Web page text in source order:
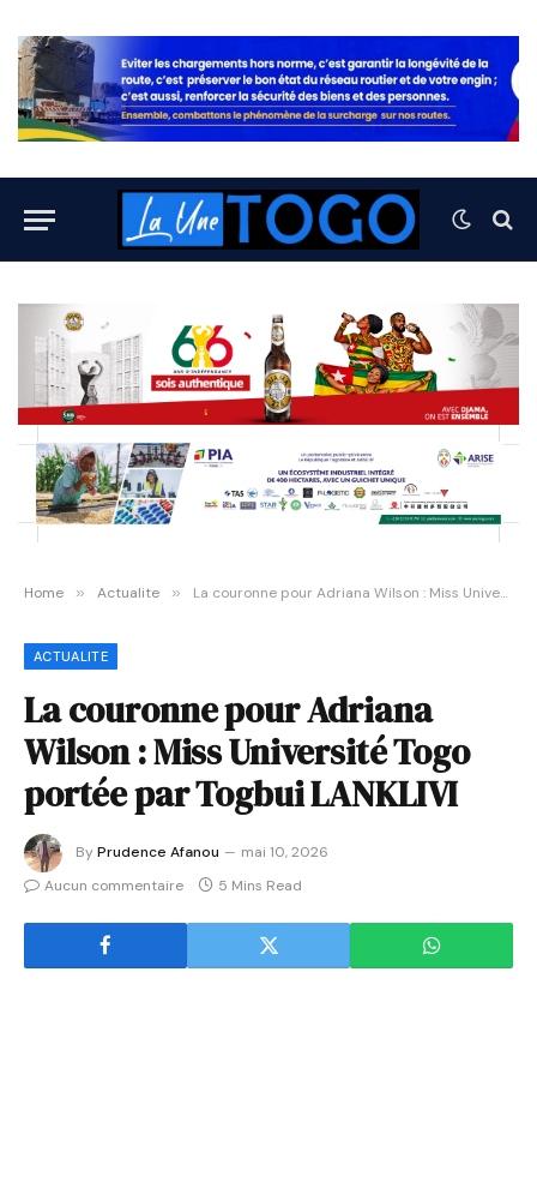
Home » Actualite » La couronne pour Adriana Wilson : Miss Université Togo portée par Togbui LANKLIVI
ACTUALITE
La couronne pour Adriana
Wilson : Miss Université Togo
portée par Togbui LANKLIVI
ByPrudence Afanou
mai 10, 2026
Aucun commentaire
5 Mins Read